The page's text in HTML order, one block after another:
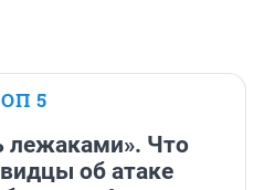
5
лежаками». Что
об атаке